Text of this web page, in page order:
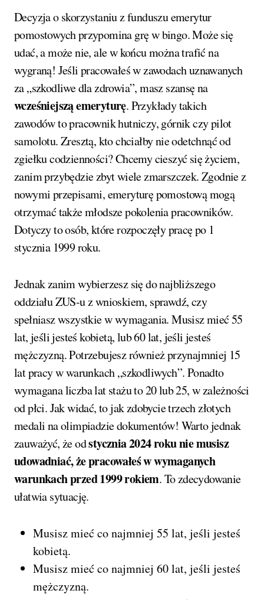
Decyzja o skorzystaniu z funduszu emerytur
pomostowych przypomina grę w bingo. Może się
udać, a może nie, ale w końcu można trafić na
wygraną! Jeśli pracowałeś w zawodach uznawanych
za „szkodliwe dla zdrowia”, masz szansę na
wcześniejszą emeryturę. Przykłady takich
zawodów to pracownik hutniczy, górnik czy pilot
samolotu. Zresztą, kto chciałby nie odetchnąć od
zgiełku codzienności? Chcemy cieszyć się życiem,
zanim przybędzie zbyt wiele zmarszczek. Zgodnie z
nowymi przepisami, emeryturę pomostową mogą
otrzymać także młodsze pokolenia pracowników.
Dotyczy to osób, które rozpoczęły pracę po 1
stycznia 1999 roku.
Jednak zanim wybierzesz się do najbliższego
oddziału ZUS-u z wnioskiem, sprawdź, czy
spełniasz wszystkie w wymagania. Musisz mieć 55
lat, jeśli jesteś kobietą, lub 60 lat, jeśli jesteś
mężczyzną. Potrzebujesz również przynajmniej 15
lat pracy w warunkach „szkodliwych”. Ponadto
wymagana liczba lat stażu to 20 lub 25, w zależności
od płci. Jak widać, to jak zdobycie trzech złotych
medali na olimpiadzie dokumentów! Warto jednak
zauważyć, że odstycznia 2024 roku nie musisz
udowadniać, że pracowałeś w wymaganych
warunkach przed 1999 rokiem. To zdecydowanie
ułatwia sytuację.
Musisz mieć co najmniej 55 lat, jeśli jesteś
kobietą.
Musisz mieć co najmniej 60 lat, jeśli jesteś
mężczyzną.